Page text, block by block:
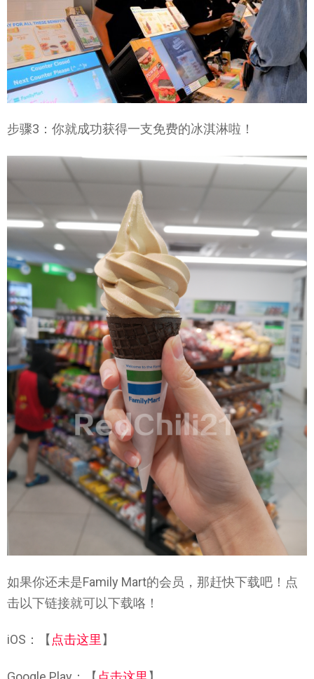
步骤3：你就成功获得一支免费的冰淇淋啦！
如果你还未是Family Mart的会员，那赶快下载吧！点
击以下链接就可以下载咯！
iOS：【 点击这里 】